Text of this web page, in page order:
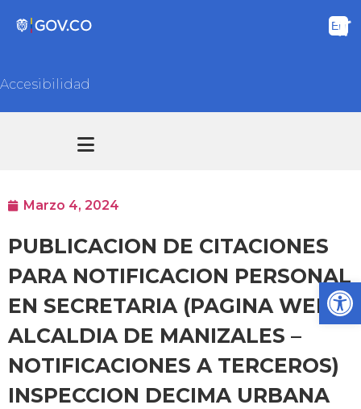
Accesibilidad
Marzo 4, 2024
PUBLICACION DE CITACIONES
PARA NOTIFICACION PERSONAL
EN SECRETARIA (PAGINA WEB
ALCALDIA DE MANIZALES –
NOTIFICACIONES A TERCEROS)
INSPECCION DECIMA URBANA